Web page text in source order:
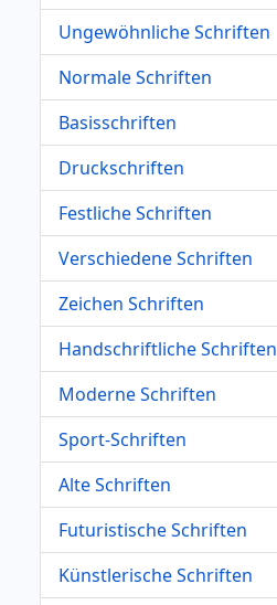
Ungewöhnliche Schriften
Normale Schriften
Basisschriften
Druckschriften
Festliche Schriften
Verschiedene Schriften
Zeichen Schriften
Handschriftliche Schriften
Moderne Schriften
Sport-Schriften
Alte Schriften
Futuristische Schriften
Künstlerische Schriften